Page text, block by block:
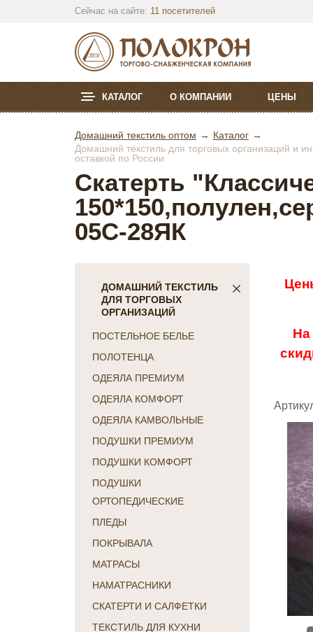
Сейчас на сайте: 11 посетителей
КАТАЛОГ О КОМПАНИИ ЦЕНЫ
Домашний текстиль оптом
Каталог
Домашний текстиль для торговых организаций и
оставкой по России
Скатерть
05С-28ЯК
ДОМАШНИЙ ТЕКСТИЛЬ
ДЛЯ ТОРГОВЫХ
ОРГАНИЗАЦИЙ
ПОСТЕЛЬНОЕ БЕЛЬЕ
ПОЛОТЕНЦА
ОДЕЯЛА ПРЕМИУМ
ОДЕЯЛА КОМФОРТ
ОДЕЯЛА КАМВОЛЬНЫЕ
ПОДУШКИ ПРЕМИУМ
ПОДУШКИ КОМФОРТ
ПОДУШКИ
ОРТОПЕДИЧЕСКИЕ
ПЛЕДЫ
ПОКРЫВАЛА
МАТРАСЫ
НАМАТРАСНИКИ
СКАТЕРТИ И САЛФЕТКИ
ТЕКСТИЛЬ ДЛЯ КУХНИ
На